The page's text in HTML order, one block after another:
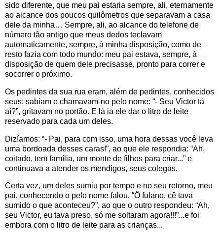
sido diferente, que meu pai estaria sempre, ali, eternamente
ao alcance dos poucos quilômetros que separavam a casa
dele da minha… Sempre, ali, ao alcance do telefone de
número tão antigo que meus dedos teclavam
automaticamente, sempre, à minha disposição, como de
resto fazia com todo mundo: meu pai estava, sempre, à
disposição de quem dele precisasse, pronto para correr e
socorrer o próximo.
Os pedintes da sua rua eram, além de pedintes, conhecidos
seus: sabiam e chamavam-no pelo nome: “- Seu Victor tá
aí?”, gritavam no portão. E lá ia ele dar o litro de leite
reservado para cada um deles.
Dizíamos: “- Pai, para com isso, uma hora dessas você leva
uma bordoada desses caras!”, ao que ele respondia: “Ah,
coitado, tem família, um monte de filhos para criar...” e
continuava a atender os mendigos, seus colegas.
Certa vez, um deles sumiu por tempo e no seu retorno, meu
pai, conhecendo o pelo nome falou, “Ô fulano, cê tava
sumido o que aconteceu?”, ao que o outro respondeu: “Ah,
seu Victor, eu tava preso, só me soltaram agora!!!”...e foi
embora com o litro de leite para as crianças...